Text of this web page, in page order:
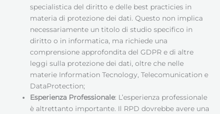
specialistica del diritto e delle best practicies in
materia di protezione dei dati. Questo non implica
necessariamente un titolo di studio specifico in
diritto o in informatica, ma richiede una
comprensione approfondita del GDPR e di altre
leggi sulla protezione dei dati, oltre che nelle
materie Information Tecnology, Telecomunication e
DataProtection;
Esperienza Professionale: L’esperienza professionale
è altrettanto importante. Il RPD dovrebbe avere una